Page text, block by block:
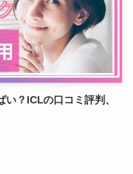
？ICLの口コミ評判、